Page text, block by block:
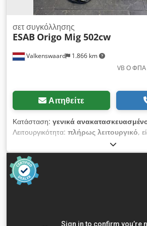
Valkenswaard 1.866 km
σετ συγκόλλησης
ESAB Origo Mig 502cw
VB Ο ΦΠΑ
Αιτηθείτε
Κατάσταση: γενικά
Λειτουργικότητα: πλήρως λειτουργικό,
, τάση εισόδου:
γείωσης:4.000 χιλ., τύπος ψύξης:νερό,
σωλήνων:
, ρεύμα
λειτουργίας:
εργασίας: